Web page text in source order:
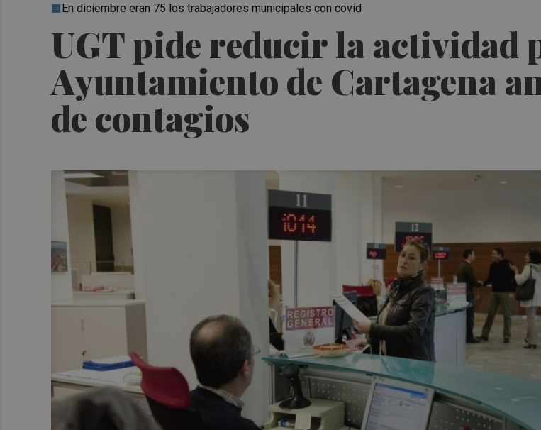
UGT pide reducir la actividad
Ayuntamiento de Cartagena
de contagios
En diciembre eran 75 los trabajadores municipales con covid